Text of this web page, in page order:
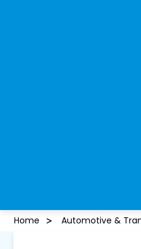
Home Automotive &